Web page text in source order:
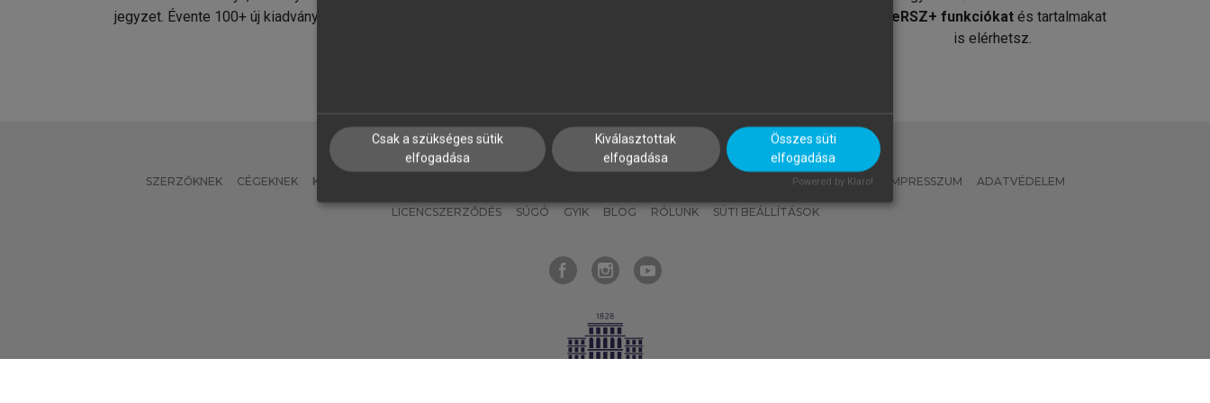
jegyzet. Évente 100+ új kiadvány.
MeRSZ+ funkciókat és tartalmakat
is elérhetsz.
SZERZŐKNEK CÉGEKNEK KÖNYVTÁROSOKNAK MI – ÁLTALÁNOS IRÁNYELVEK IMPRESSZUM ADATVÉDELEM
LICENCSZERZŐDÉS SÚGÓ GYIK BLOG RÓLUNK SÜTI BEÁLLÍTÁSOK
Csak a szükséges sütik
elfogadása
Kiválasztottak
elfogadása
Összes süti
elfogadása
Powered by Klaro!